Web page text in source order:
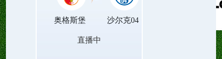
奥格斯堡 沙尔克04
直播中